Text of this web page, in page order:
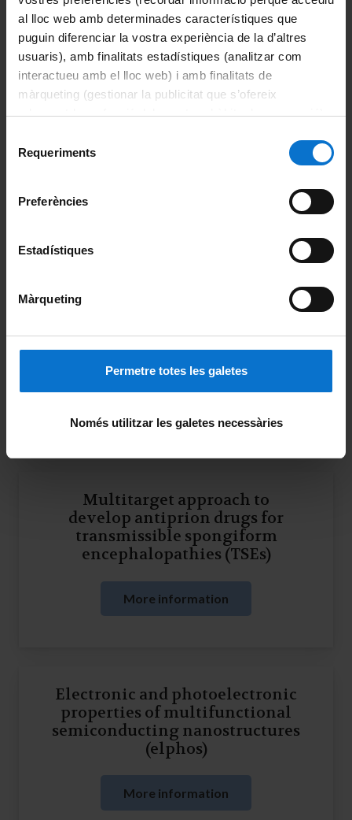
al lloc web amb determinades característiques que
puguin diferenciar la vostra experiència de la d’altres
usuaris), amb finalitats estadístiques (analitzar com
interactueu amb el lloc web) i amb finalitats de
màrqueting (gestionar la publicitat que s’ofereix
adequant-la en funció dels vostres hàbits de navegació).
consultar laPolítica de galetes del lloc web de la
Requeriments
Preferències
Estadístiques
Màrqueting
Permetre totes les galetes
Només utilitzar les galetes necessàries
tejidos utilizando un nuevo
modelo fisiomimético ex vivo
More information
organometálicos con emisión
Multitarget approach to
develop antiprion drugs for
transmissible spongiform
encephalopathies (TSEs)
More information
Electronic and photoelectronic
properties of multifunctional
semiconducting nanostructures
(elphos)
More information